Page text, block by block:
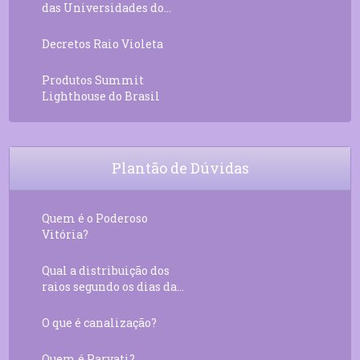
das Universidades do...
Decretos Raio Violeta
Produtos Summit
Lighthouse do Brasil
Plantão de Dúvidas
Quem é o Poderoso
Vitória?
Qual a distribuição dos
raios segundo os dias da...
O que é canalização?